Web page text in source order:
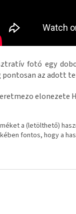
fotó egy
pontosan az adott
a (letölthető)
fontos, hogy a